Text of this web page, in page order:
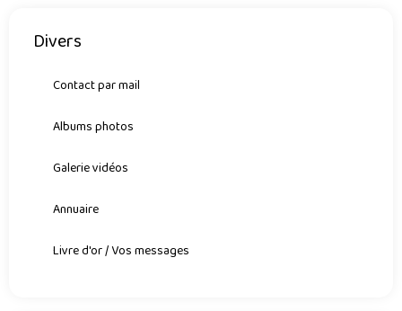
Divers
Contact par mail
Albums photos
Galerie vidéos
Annuaire
Livre d'or / Vos messages